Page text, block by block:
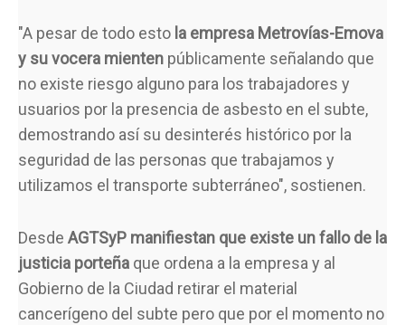
"A pesar de todo esto la empresa Metrovías-Emova
y su vocera mienten públicamente señalando que
no existe riesgo alguno para los trabajadores y
usuarios por la presencia de asbesto en el subte,
demostrando así su desinterés histórico por la
seguridad de las personas que trabajamos y
utilizamos el transporte subterráneo", sostienen.
Desde AGTSyP manifiestan que existe un fallo de la
justicia porteña que ordena a la empresa y al
Gobierno de la Ciudad retirar el material
cancerígeno del subte pero que por el momento no